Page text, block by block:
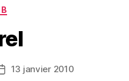
Date13 janvier 2010